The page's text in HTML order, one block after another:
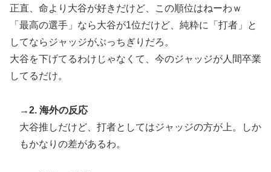
▶
【伝説の100得点、いまだ都市伝説扱い】海外「バムの
83点でようやく信じた」
▶ ぺこぱ松蔭寺「みんな右とか左とか拘りすぎ。思想関係
なく応援しようよ」
▶ 【衝撃】韓国人「日本の名門女子校、漫画のままかよ」
▶
韓国人「トヨタが2027年に次世代ハイブリッドバッテ
目指す」
正直、命より大谷が好きだけど、この順位はねーわｗ
「最高の選手」なら大谷が1位だけど、純粋に「打者」と
してならジャッジがぶっちぎりだろ。
大谷を下げてるわけじゃなくて、今のジャッジが人間卒業
してるだけ。
→2. 海外の反応
大谷推しだけど、打者としてはジャッジの方が上。しか
もかなりの差があるわ。